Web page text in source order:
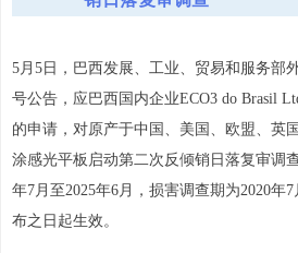
5月5日，巴西发展、工业、贸易和服务部
号公告，应巴西国内企业ECO3 do Brasil
的申请，对原产于中国、美国、欧盟、英
涂感光平板启动第二次反倾销日落复审调
年7月至2025年6月，损害调查期为2020年
布之日起生效。